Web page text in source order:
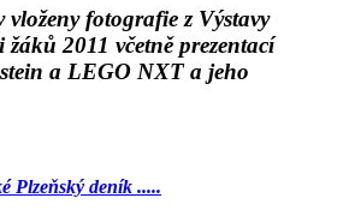
fotografie z Výstavy
2011 včetně prezentací
a LEGO NXT a jeho
Plzeňský deník .....